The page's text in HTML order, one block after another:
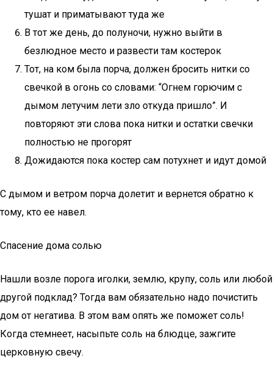
тушат и приматывают туда же
В тот же день, до полуночи, нужно выйти в
безлюдное место и развести там костерок
Тот, на ком была порча, должен бросить нитки со
свечкой в огонь со словами: “Огнем горючим с
дымом летучим лети зло откуда пришло”. И
повторяют эти слова пока нитки и остатки свечки
полностью не прогорят
Дожидаются пока костер сам потухнет и идут домой
С дымом и ветром порча долетит и вернется обратно к
тому, кто ее навел.
Спасение дома солью
Нашли возле порога иголки, землю, крупу, соль или любой
другой подклад? Тогда вам обязательно надо почистить
дом от негатива. В этом вам опять же поможет соль!
Когда стемнеет, насыпьте соль на блюдце, зажгите
церковную свечу.